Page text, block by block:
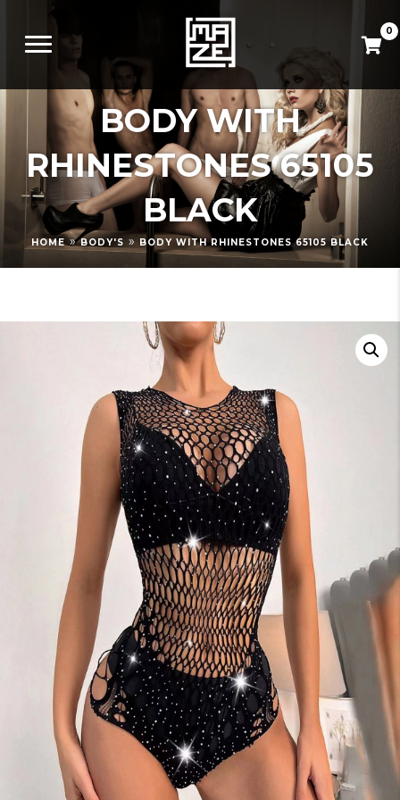
0
BODY WITH
RHINESTONES 65105
BLACK
HOME » BODY'S » BODY WITH RHINESTONES 65105 BLACK